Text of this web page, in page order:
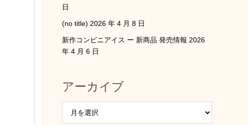
日
(no title) 2026 年 4 月 8 日
新作コンビニアイス ー 新商品 発売情報 2026
年 4 月 6 日
アーカイブ